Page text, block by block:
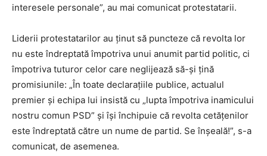
interesele personale”, au mai comunicat protestatarii.
Liderii protestatarilor au ținut să puncteze că revolta lor
nu este îndreptată împotriva unui anumit partid politic, ci
împotriva tuturor celor care neglijează să-și țină
promisiunile: „În toate declaraţiile publice, actualul
premier şi echipa lui insistă cu „lupta împotriva inamicului
nostru comun PSD” şi îşi închipuie că revolta cetăţenilor
este îndreptată către un nume de partid. Se înșeală!”, s-a
comunicat, de asemenea.